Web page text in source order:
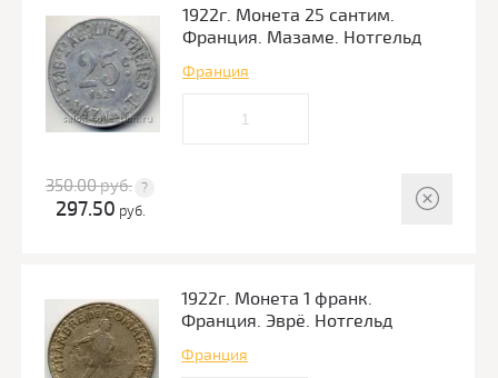
1922г. Монета 25 сантим.
Франция. Мазаме. Нотгельд
Франция
350.00руб.
297.50 руб.
1922г. Монета 1 франк.
Франция. Эврё. Нотгельд
Франция